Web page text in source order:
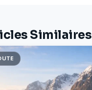
Similaires